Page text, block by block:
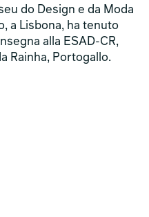
do Design e da Moda
a Lisbona, ha tenuto
alla ESAD-CR,
Rainha, Portogallo.